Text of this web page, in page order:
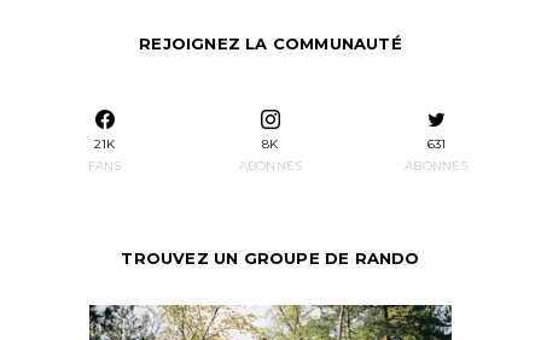
REJOIGNEZ LA COMMUNAUTÉ
21K
FANS
8K
ABONNÉS
631
ABONNÉS
TROUVEZ UN GROUPE DE RANDO